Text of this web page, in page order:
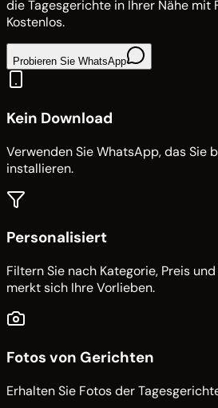
die Tagesgerichte in Ihrer Nähe mit
Kostenlos.
Probieren Sie WhatsApp
Kein Download
Verwenden Sie WhatsApp, das Sie
installieren.
Personalisiert
Filtern Sie nach Kategorie, Preis
merkt sich Ihre Vorlieben.
Fotos von Gerichten
Erhalten Sie Fotos der